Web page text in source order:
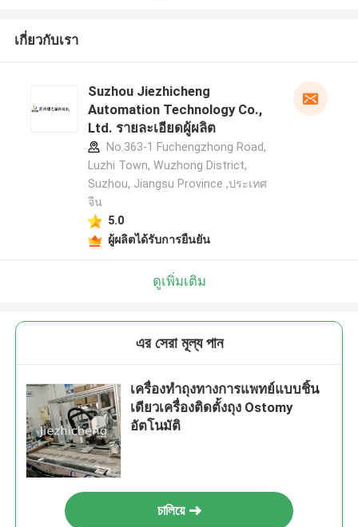
เกี่ยวกับเรา
Suzhou Jiezhicheng
Automation Technology Co.,
Ltd. รายละเอียดผู้ผลิต
No.363-1 Fuchengzhong Road,
Luzhi Town, Wuzhong District,
Suzhou, Jiangsu Province ,ประเทศ
จีน
5.0
ผู้ผลิตได้รับการยืนยัน
ดูเพิ่มเติม
এর সেরা মূল্য পান
เครื่องทำถุงทางการแพทย์แบบชิ้น
เดียวเครื่องติดตั้งถุง Ostomy
อัตโนมัติ
চালিয়ে